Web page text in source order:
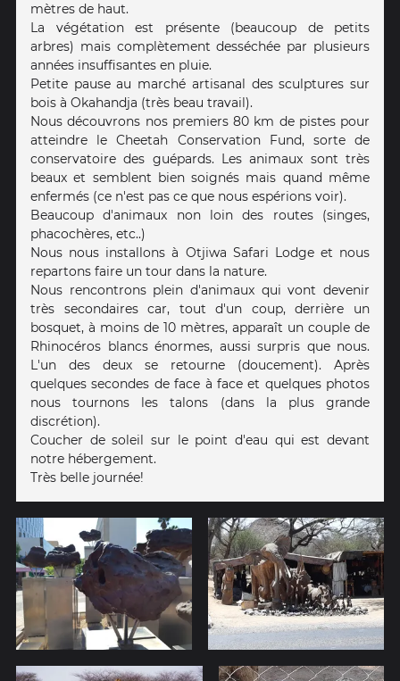
mètres de haut.
La végétation est présente (beaucoup de petits
arbres) mais complètement desséchée par plusieurs
années insuffisantes en pluie.
Petite pause au marché artisanal des sculptures sur
bois à Okahandja (très beau travail).
Nous découvrons nos premiers 80 km de pistes pour
atteindre le Cheetah Conservation Fund, sorte de
conservatoire des guépards. Les animaux sont très
beaux et semblent bien soignés mais quand même
enfermés (ce n'est pas ce que nous espérions voir).
Beaucoup d'animaux non loin des routes (singes,
phacochères, etc..)
Nous nous installons à Otjiwa Safari Lodge et nous
repartons faire un tour dans la nature.
Nous rencontrons plein d'animaux qui vont devenir
très secondaires car, tout d'un coup, derrière un
bosquet, à moins de 10 mètres, apparaît un couple de
Rhinocéros blancs énormes, aussi surpris que nous.
L'un des deux se retourne (doucement). Après
quelques secondes de face à face et quelques photos
nous tournons les talons (dans la plus grande
discrétion).
Coucher de soleil sur le point d'eau qui est devant
notre hébergement.
Très belle journée!